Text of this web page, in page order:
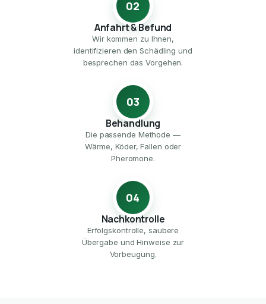
02
Anfahrt & Befund
Wir kommen zu Ihnen,
identifizieren den Schädling und
besprechen das Vorgehen.
03
Behandlung
Die passende Methode —
Wärme, Köder, Fallen oder
Pheromone.
04
Nachkontrolle
Erfolgskontrolle, saubere
Übergabe und Hinweise zur
Vorbeugung.